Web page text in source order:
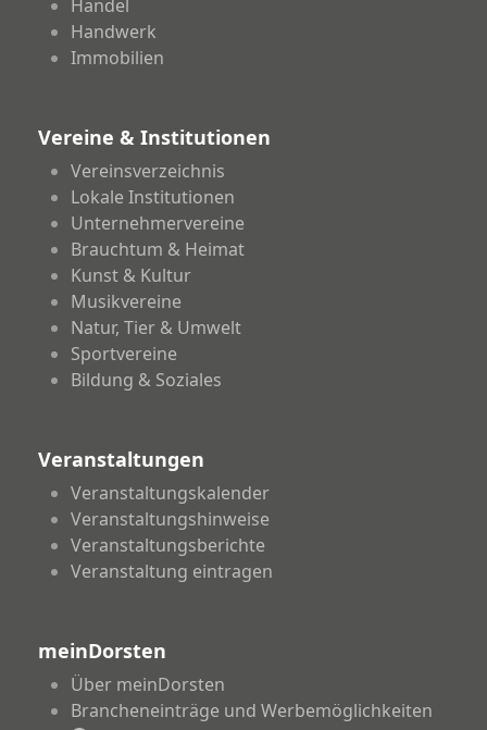
Handel
Handwerk
Immobilien
Vereine & Institutionen
Vereinsverzeichnis
Lokale Institutionen
Unternehmervereine
Brauchtum & Heimat
Kunst & Kultur
Musikvereine
Natur, Tier & Umwelt
Sportvereine
Bildung & Soziales
Veranstaltungen
Veranstaltungskalender
Veranstaltungshinweise
Veranstaltungsberichte
Veranstaltung eintragen
meinDorsten
Über meinDorsten
Brancheneinträge und Werbemöglichkeiten